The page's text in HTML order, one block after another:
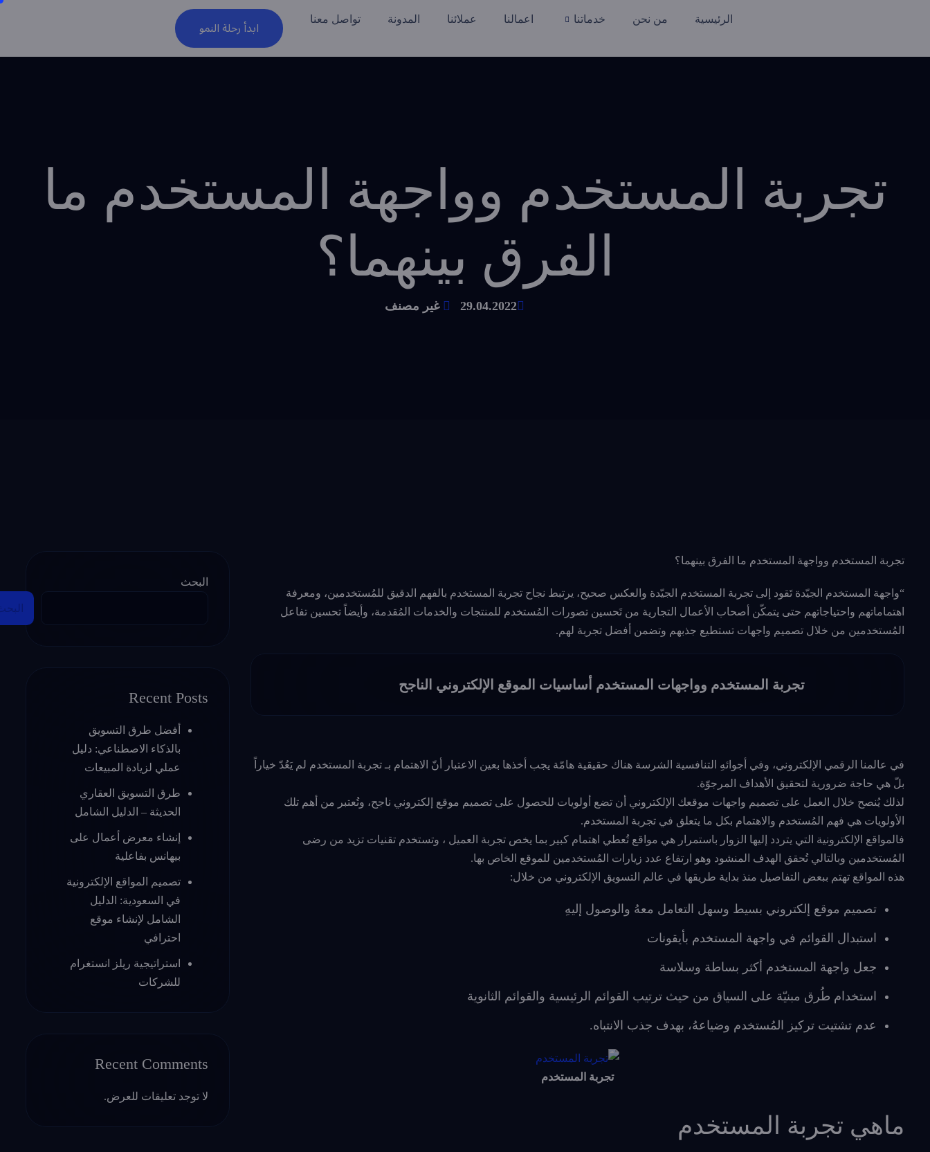
الرئيسية من نحن خدماتنا اعمالنا عملائنا المدونة تواصل معنا ابدأ رحلة النمو
تجربة المستخدم وواجهة المستخدم ما
الفرق بينهما؟
29.04.2022 غير مصنف
تجربة المستخدم وواجهة المستخدم ما الفرق بينهما؟
“واجهة المستخدم الجيّدة تَقود إلى تجربة المستخدم الجيّدة والعكس صحيح، يرتبط نجاح تجربة المستخدم بالفهم الدقيق للمُستخدمين، ومعرفة
اهتماماتهم واحتياجاتهم حتى يتمكّن أصحاب الأعمال التجارية من تَحسين تصورات المُستخدم للمنتجات والخدمات المُقدمة، وأيضاً تحسين تفاعل
المُستخدمين من خلال تصميم واجهات تستطيع جذبهم وتضمن أفضل تجربة لهم.
تجربة المستخدم وواجهات المستخدم أساسيات الموقع الإلكتروني الناجح
في عالمنا الرقمي الإلكتروني، وفي أجوائهِ التنافسية الشرسة هناك حقيقية هامّة يجب أخذها بعين الاعتبار أنّ الاهتمام بـ تجربة المستخدم لم يَعُدّ خياراً
بلّ هي حاجة ضرورية لتحقيق الأهداف المرجوّة.
لذلك يُنصح خلال العمل على تصميم واجهات موقعك الإلكتروني أن تضع أولويات للحصول على تصميم موقع إلكتروني ناجح، وتُعتبر من أهم تلك
الأولويات هي فهم المُستخدم والاهتمام بكل ما يتعلق في تجربة المستخدم.
فالمواقع الإلكترونية التي يتردد إليها الزوار باستمرار هي مواقع تُعطي اهتمام كبير بما يخص تجربة العميل ، وتستخدم تقنيات تزيد من رضى
المُستخدمين وبالتالي تُحقق الهدف المنشود وهو ارتفاع عدد زيارات المُستخدمين للموقع الخاص بها.
هذه المواقع تهتم ببعض التفاصيل منذ بداية طريقها في عالم التسويق الإلكتروني من خلال:
تصميم موقع إلكتروني بسيط وسهل التعامل معهُ والوصول إليهِ
استبدال القوائم في واجهة المستخدم بأيقونات
جعل واجهة المستخدم أكثر بساطة وسلاسة
استخدام طُرق مبنيّة على السياق من حيث ترتيب القوائم الرئيسية والقوائم الثانوية
عدم تشتيت تركيز المُستخدم وضياعهُ، بهدف جذب الانتباه.
تجربة المستخدم
ماهي تجربة المستخدم
البحث
Recent Posts
أفضل طرق التسويق
بالذكاء الاصطناعي: دليل
عملي لزيادة المبيعات
طرق التسويق العقاري
الحديثة – الدليل الشامل
إنشاء معرض أعمال على
بيهانس بفاعلية
تصميم المواقع الإلكترونية
في السعودية: الدليل
الشامل لإنشاء موقع
احترافي
استراتيجية ريلز انستغرام
للشركات
Recent Comments
لا توجد تعليقات للعرض.